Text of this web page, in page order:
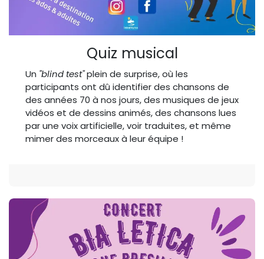
Quiz musical
Un "blind test"plein de surprise, où les
participants ont dû identifier des chansons de
des années 70 à nos jours, des musiques de jeux
vidéos et de dessins animés, des chansons lues
par une voix artificielle, voir traduites, et même
mimer des morceaux à leur équipe !